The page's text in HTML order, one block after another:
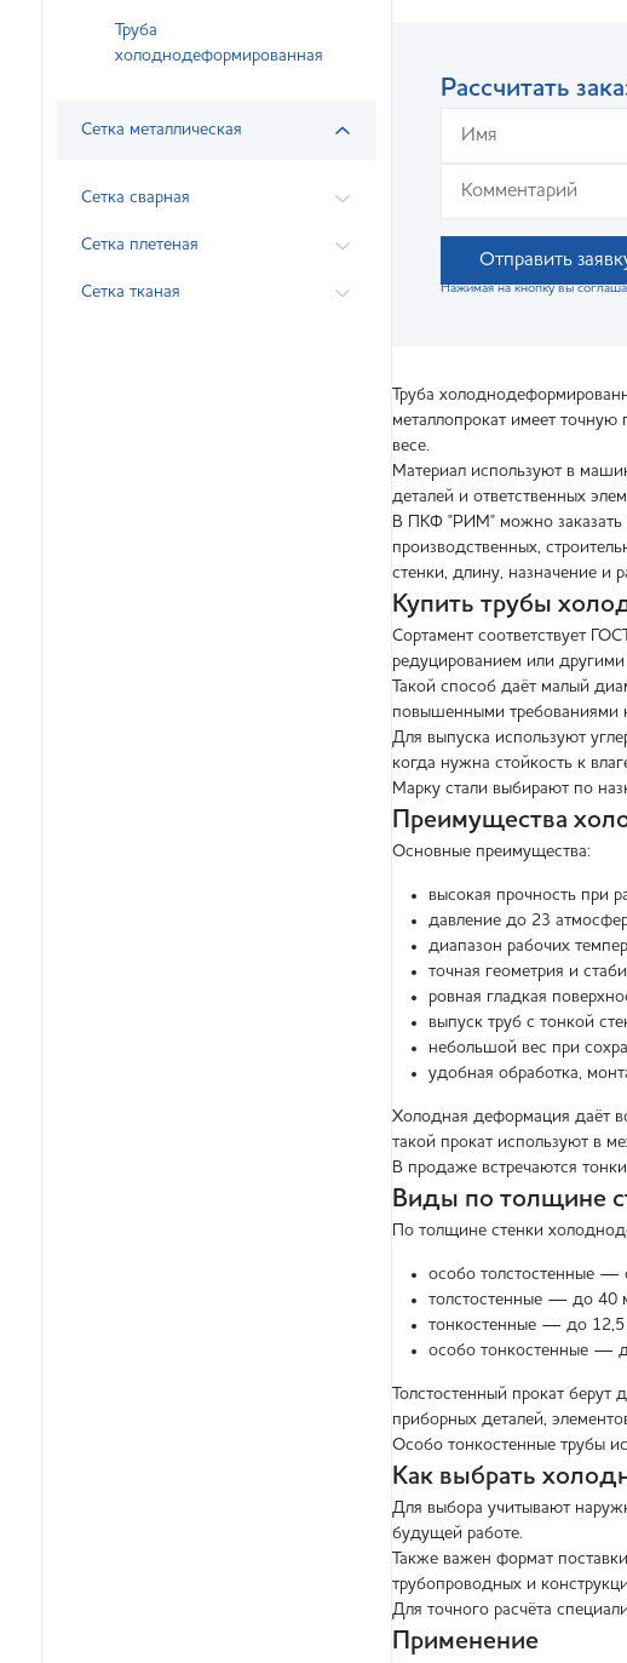
Труба
холоднодеформированная
Сетка металлическая
Сетка сварная
Сетка плетеная
Сетка тканая
Рассчитать
Отправить
Нажимая на кнопку вы
Труба
металлопрокат имеет
весе.
Материал используют в
деталей и ответственных
В ПКФ "РИМ" можно заказать
производственных,
стенки, длину, назначение и
Купить трубы
Сортамент соответствует
редуцированием или
Такой способ даёт малый
повышенными требованиями
Для выпуска используют
когда нужна стойкость к
Марку стали выбирают по
Преимущества
Основные преимущества:
высокая прочность при
давление до 23
диапазон рабочих
точная геометрия и
ровная гладкая
выпуск труб с тонкой
небольшой вес при
удобная обработка,
Холодная деформация даёт
такой прокат используют в
В продаже встречаются
Виды по толщине
По толщине стенки
особо толстостенные —
толстостенные — до 40
тонкостенные — до
особо тонкостенные —
Толстостенный прокат
приборных деталей,
Особо тонкостенные трубы
Как выбрать
Для выбора учитывают
будущей работе.
Также важен формат
трубопроводных и
Для точного расчёта
Применение